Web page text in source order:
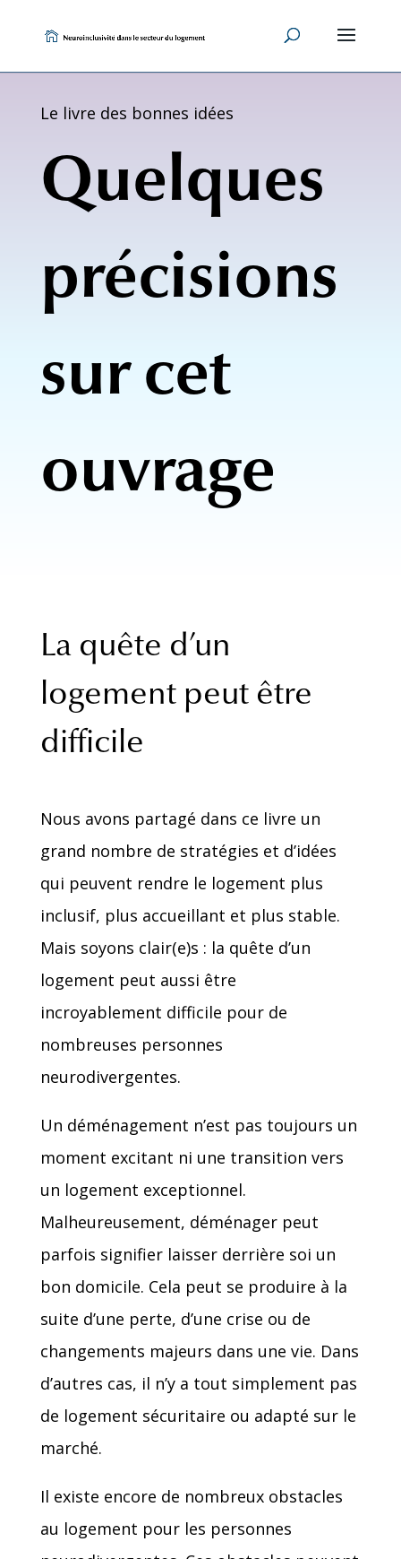
content
Le livre des bonnes idées
Quelques
précisions
sur cet
ouvrage
La quête d’un
logement peut être
difficile
Nous avons partagé dans ce livre un
grand nombre de stratégies et d’idées
qui peuvent rendre le logement plus
inclusif, plus accueillant et plus stable.
Mais soyons clair(e)s : la quête d’un
logement peut aussi être
incroyablement difficile pour de
nombreuses personnes
neurodivergentes.
Un déménagement n’est pas toujours un
moment excitant ni une transition vers
un logement exceptionnel.
Malheureusement, déménager peut
parfois signifier laisser derrière soi un
bon domicile. Cela peut se produire à la
suite d’une perte, d’une crise ou de
changements majeurs dans une vie. Dans
d’autres cas, il n’y a tout simplement pas
de logement sécuritaire ou adapté sur le
marché.
Il existe encore de nombreux obstacles
au logement pour les personnes